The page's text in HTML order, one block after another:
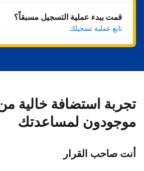
قمت ببدء عملية التسجيل مسبقاً؟
تابع عملية تسجيلك
تجربة استضافة خالية
موجودون لمساعدتك
أنت صاحب القرار